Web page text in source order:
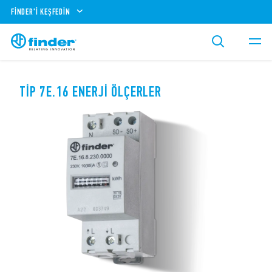
FINDER'I KEŞFEDIN
TIP 7E.16 ENERJI ÖLÇERLER